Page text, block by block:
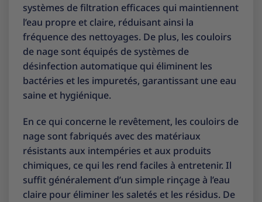
systèmes de filtration efficaces qui maintiennent
l’eau propre et claire, réduisant ainsi la
fréquence des nettoyages. De plus, les couloirs
de nage sont équipés de systèmes de
désinfection automatique qui éliminent les
bactéries et les impuretés, garantissant une eau
saine et hygiénique.
En ce qui concerne le revêtement, les couloirs de
nage sont fabriqués avec des matériaux
résistants aux intempéries et aux produits
chimiques, ce qui les rend faciles à entretenir. Il
suffit généralement d’un simple rinçage à l’eau
claire pour éliminer les saletés et les résidus. De